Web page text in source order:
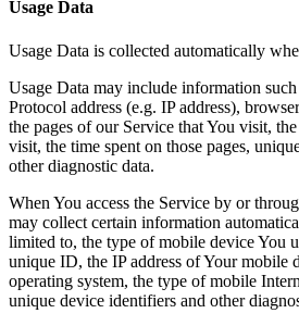
Usage Data
Usage Data is collected automatically
Usage Data may include information
Protocol address (e.g. IP address),
the pages of our Service that You visit,
visit, the time spent on those pages,
other diagnostic data.
When You access the Service by or
may collect certain information
limited to, the type of mobile device You
unique ID, the IP address of Your mobile
operating system, the type of mobile
unique device identifiers and other